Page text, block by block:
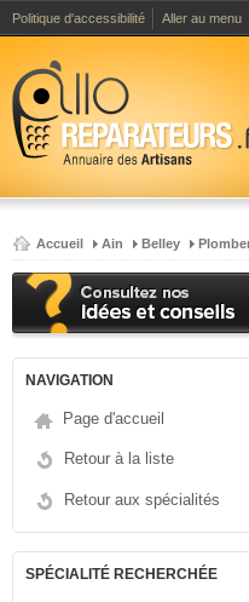
Politique d'accessibilité Aller au menu
Accueil Ain Belley
NAVIGATION
Page d'accueil
Retour à la liste
Retour aux spécialités
SPÉCIALITÉ RECHERCHÉE